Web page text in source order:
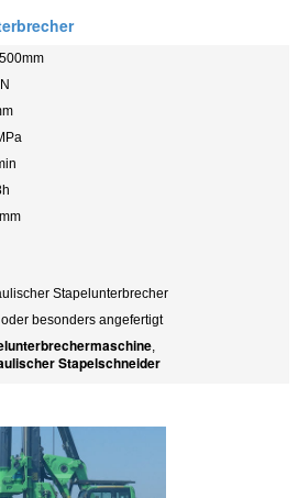
Stapelunterbrecher
besonders angefertigt
,
Stapelschneider